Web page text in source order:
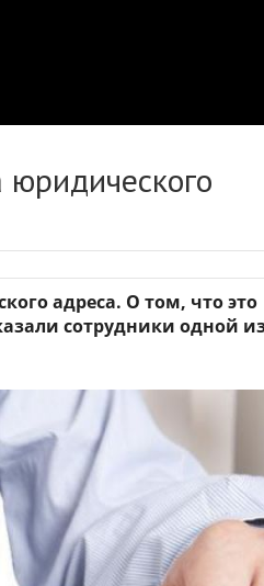
адреса. О том, что это
сотрудники одной